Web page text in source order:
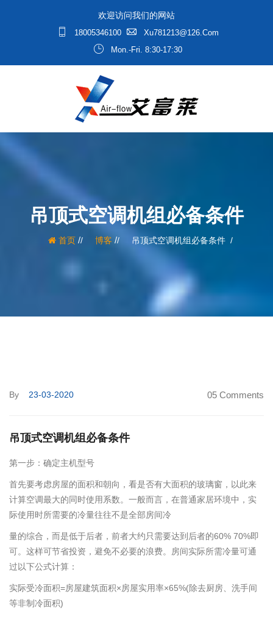
欢迎访问我们的网站
18005346100
Xu781213@126.com
Mon.-Fri. 8:30-17:30
吊顶式空调机组必备条件
首页/ 博客 / 吊顶式空调机组必备条件
By 23-03-2020 05 Comments
吊顶式空调机组必备条件
第一步：确定主机型号
首先要考虑房屋的面积和朝向，看是否有大面积的玻璃窗，以此来
计算空调最大的同时使用系数。一般而言，在普通家居环境中，实
际使用时所需要的冷量往往不是全部房间冷
量的综合，而是低于后者，前者大约只需要达到后者的60% 70%即
可。这样可节省投资，避免不必要的浪费。房间实际所需冷量可通
过以下公式计算：
实际受冷面积=房屋建筑面积×房屋实用率×65%(除去厨房、洗手间
等非制冷面积)